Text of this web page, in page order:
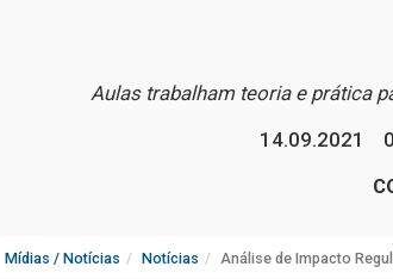
Aulas trabalham teoria e prática
14.09.2021
Mídias / Notícias Notícias Análise de Impacto